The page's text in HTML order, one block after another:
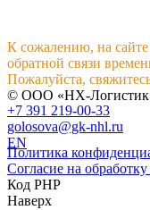
К сожалению, на
обратной связи
Пожалуйста,
© ООО «НХ-
+7 391 219-00-33
golosova@gk-nhl.ru
EN
Политика
Согласие на
Код PHP
Наверх